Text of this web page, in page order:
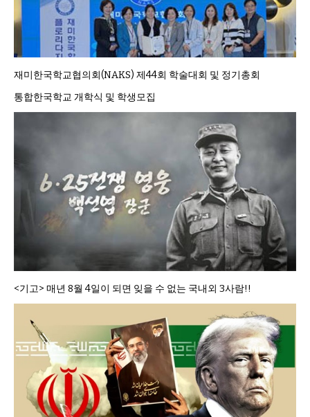
재미한국학교협의회(NAKS) 제44회 학술대회 및 정기총회
통합한국학교 개학식 및 학생모집
<기고> 매년 8월 4일이 되면 잊을 수 없는 국내외 3사람!!